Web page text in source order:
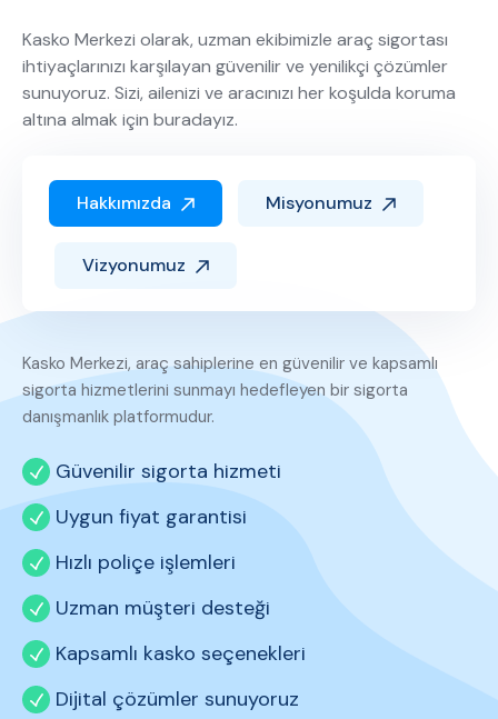
Kasko Merkezi olarak, uzman ekibimizle araç sigortası
ihtiyaçlarınızı karşılayan güvenilir ve yenilikçi çözümler
sunuyoruz. Sizi, ailenizi ve aracınızı her koşulda koruma
altına almak için buradayız.
Hakkımızda Misyonumuz
Vizyonumuz
Kasko Merkezi, araç sahiplerine en güvenilir ve kapsamlı
sigorta hizmetlerini sunmayı hedefleyen bir sigorta
danışmanlık platformudur.
Güvenilir sigorta hizmeti
Uygun fiyat garantisi
Hızlı poliçe işlemleri
Uzman müşteri desteği
Kapsamlı kasko seçenekleri
Dijital çözümler sunuyoruz